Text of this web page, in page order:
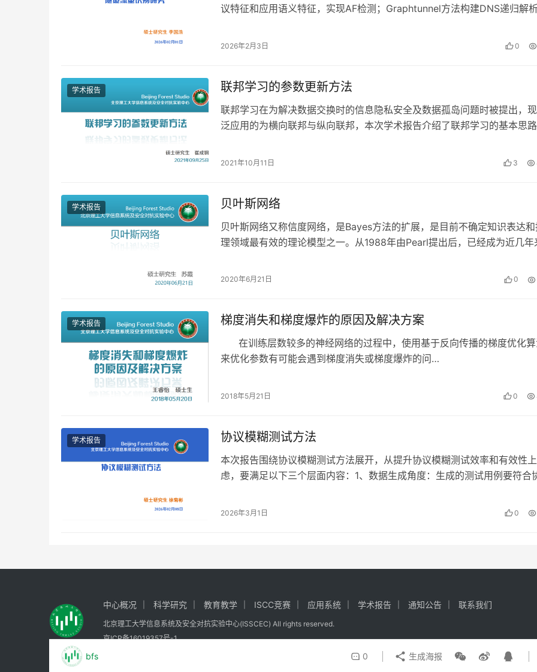
bfs 0 生成海报
议特征和应用语义特征，实现AF检测；Graphtunnel方法构建DNS递归解
2026年2月3日 0
学术报告 联邦学习的参数更新方法
联邦学习在为解决数据交换时的信息隐私安全及数据孤岛问题时被提出，
泛应用的为横向联邦与纵向联邦，本次学术报告介绍了联邦学习的基本思
2021年10月11日 3
学术报告 贝叶斯网络
贝叶斯网络又称信度网络，是Bayes方法的扩展，是目前不确定知识表达
理领域最有效的理论模型之一。从1988年由Pearl提出后，已经成为近几年
2020年6月21日 0
学术报告 梯度消失和梯度爆炸的原因及解决方案
在训练层数较多的神经网络的过程中，使用基于反向传播的梯度优化
来优化参数有可能会遇到梯度消失或梯度爆炸的问…
2018年5月21日 0
学术报告 协议模糊测试方法
本次报告围绕协议模糊测试方法展开，从提升协议模糊测试效率和有效性
虑，要满足以下三个层面内容：1、数据生成角度：生成的测试用例要符合
2026年3月1日 0
中心概况 科学研究 教育教学 ISCC竞赛 应用系统 学术报告 通知公告 联系我们
北京理工大学信息系统及安全对抗实验中心(ISSCEC) All rights reserved.
京ICP备16019357号-1